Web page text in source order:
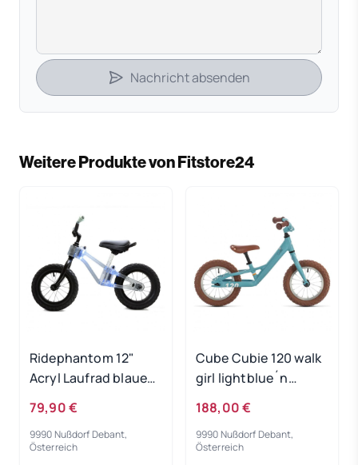
Nachricht absenden
Weitere Produkte von Fitstore24
Ridephantom 12"
Acryl Laufrad blaues
79,90 €
9990 Nußdorf Debant,
Österreich
Cube Cubie 120 walk
girl lightblue´n
188,00 €
9990 Nußdorf Debant,
Österreich